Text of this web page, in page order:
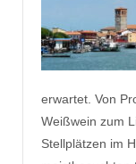
erwartet. Von
Weißwein zum
Stellplätzen im